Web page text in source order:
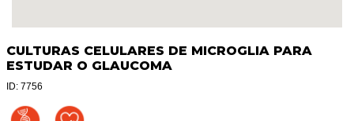
CULTURAS CELULARES DE MICROGLIA PARA
ESTUDAR O GLAUCOMA
ID: 7756